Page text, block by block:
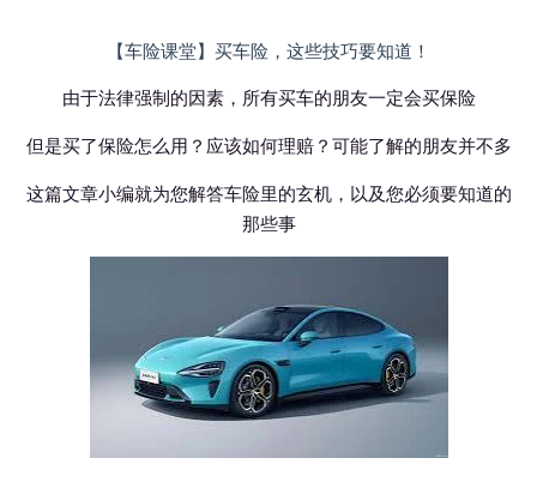
【车险课堂】买车险，这些技巧要知道！
由于法律强制的因素，所有买车的朋友一定会买保险
但是买了保险怎么用？应该如何理赔？可能了解的朋友并不多
这篇文章小编就为您解答车险里的玄机，以及您必须要知道的
那些事